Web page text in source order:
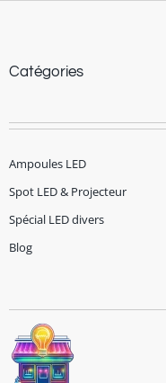
Catégories
Ampoules LED
Spot LED & Projecteur
Spécial LED divers
Blog